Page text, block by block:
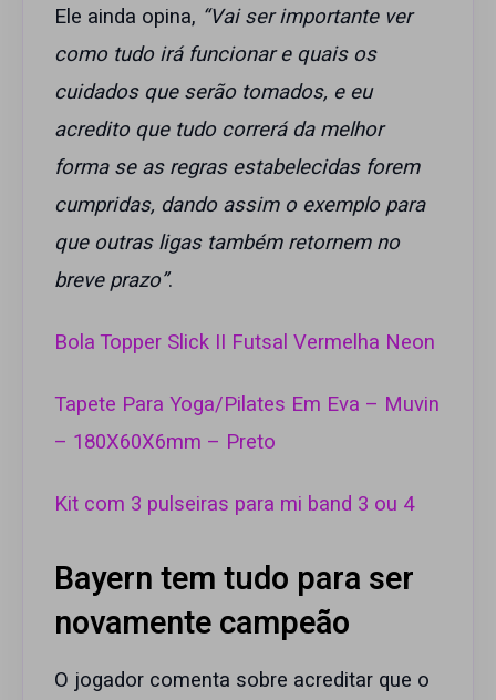
Ele ainda opina, “Vai ser importante ver
como tudo irá funcionar e quais os
cuidados que serão tomados, e eu
acredito que tudo correrá da melhor
forma se as regras estabelecidas forem
cumpridas, dando assim o exemplo para
que outras ligas também retornem no
breve prazo”.
Bola Topper Slick II Futsal Vermelha Neon
Tapete Para Yoga/Pilates Em Eva – Muvin
– 180X60X6mm – Preto
Kit com 3 pulseiras para mi band 3 ou 4
Bayern tem tudo para ser
novamente campeão
O jogador comenta sobre acreditar que o